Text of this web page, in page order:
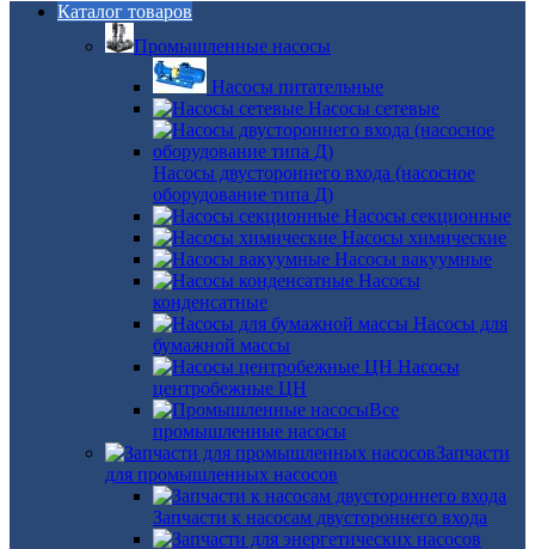
Каталог товаров
Промышленные насосы
Насосы питательные
Насосы сетевые
Насосы двустороннего входа (насосное
оборудование типа Д)
Насосы секционные
Насосы химические
Насосы вакуумные
Насосы
конденсатные
Насосы для
бумажной массы
Насосы
центробежные ЦН
Все
промышленные насосы
Запчасти
для промышленных насосов
Запчасти к насосам двустороннего входа